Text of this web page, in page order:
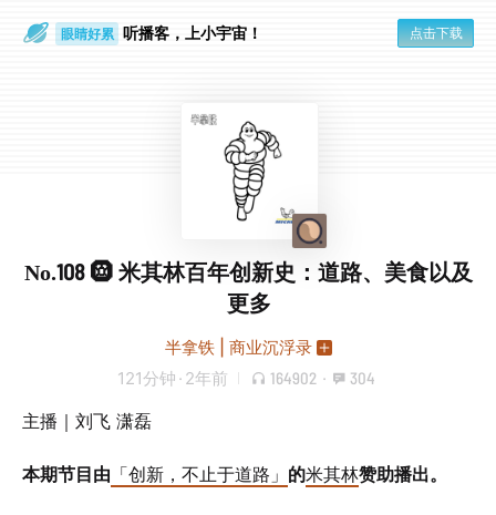
眼睛好累 听播客，上小宇宙！ 点击下载
No.108 🛞 米其林百年创新史：道路、美食以及
更多
半拿铁 | 商业沉浮录
121分钟 · 2年前 164902 · 304
主播｜刘飞 潇磊
本期节目由 「创新，不止于道路」 的米其林赞助播出。